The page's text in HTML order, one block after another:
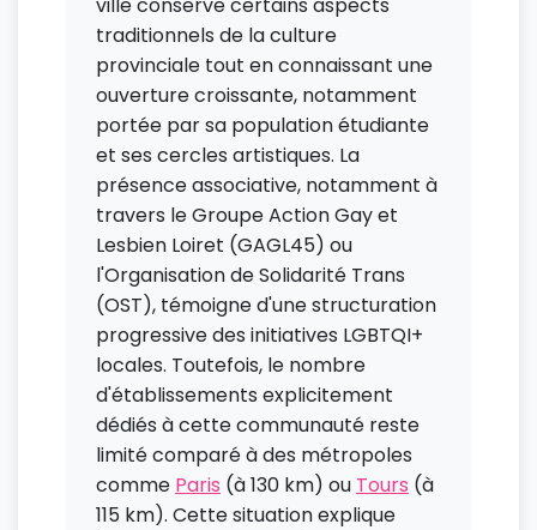
traditionnels de la culture
provinciale tout en connaissant une
ouverture croissante, notamment
portée par sa population étudiante
et ses cercles artistiques. La
présence associative, notamment à
travers le Groupe Action Gay et
Lesbien Loiret (GAGL45) ou
l'Organisation de Solidarité Trans
(OST), témoigne d'une structuration
progressive des initiatives LGBTQI+
locales. Toutefois, le nombre
d'établissements explicitement
dédiés à cette communauté reste
limité comparé à des métropoles
comme Paris (à 130 km) ou Tours (à
115 km). Cette situation explique